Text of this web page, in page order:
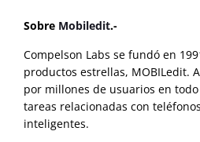
Sobre Mobiledit.-
Compelson Labs se fundó en
productos estrellas, MOBILedit.
por millones de usuarios en
tareas relacionadas con
inteligentes.